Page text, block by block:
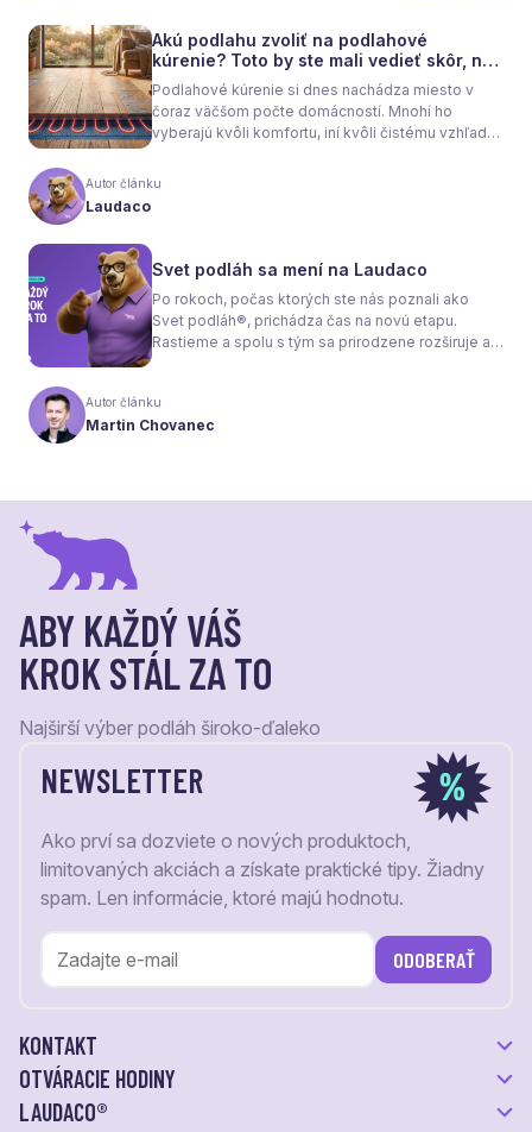
Akú podlahu zvoliť na podlahové
kúrenie? Toto by ste mali vedieť skôr, než
sa rozhodnete
Podlahové kúrenie si dnes nachádza miesto v
čoraz väčšom počte domácností. Mnohí ho
vyberajú kvôli komfortu, iní kvôli čistému vzhľadu
nielen na pocit tepla v miestnosti, ale aj na
spotrebu energie a celkové fungovanie kúrenia.
Autor článku
Laudaco
Svet podláh sa mení na Laudaco
Po rokoch, počas ktorých ste nás poznali ako
Svet podláh®, prichádza čas na novú etapu.
Rastieme a spolu s tým sa prirodzene rozširuje aj
vizuálnou identitou. Naším cieľom je, aby každý
váš krok stál za to.
Autor článku
Martin Chovanec
ABY KAŽDÝ VÁŠ
KROK STÁL ZA TO
Najširší výber podláh široko-ďaleko
NEWSLETTER
Ako prví sa dozviete o nových produktoch,
limitovaných akciách a získate praktické tipy. Žiadny
spam. Len informácie, ktoré majú hodnotu.
ODOBERAŤ
KONTAKT
OTVÁRACIE HODINY
LAUDACO®